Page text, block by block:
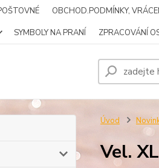
OBCHOD.PODMÍNKY,
SYMBOLY NA PRANÍ ZPRACOVÁNÍ
Úvod
Vel. XL